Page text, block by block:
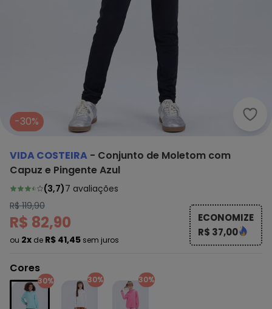
-30%
VIDA COSTEIRA - Conjunto de Moletom com
Capuz e Pingente Azul
(3,7)7 avaliações
R$ 119,90
R$ 82,90
ou 2x de R$ 41,45 sem juros
ECONOMIZE
R$ 37,00
Cores
30% 30% 30%